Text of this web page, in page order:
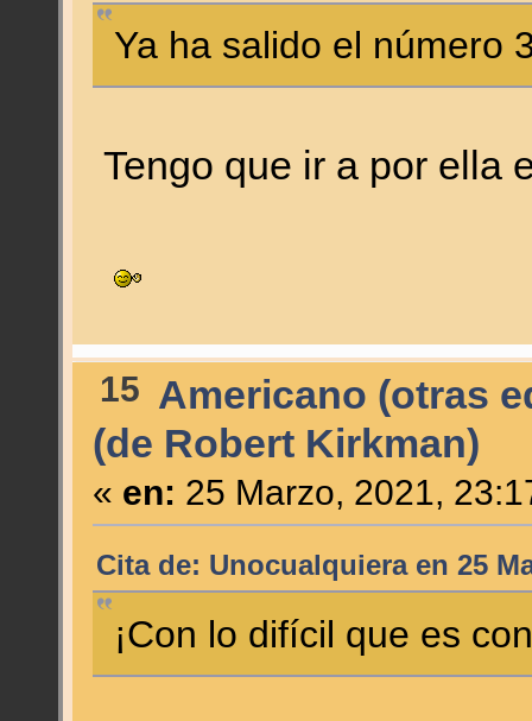
Ya ha salido el número
Tengo que ir a por ella
15 Americano (otras
(de Robert Kirkman)
« en: 25 Marzo, 2021,
Cita de: Unocualquiera en 25
¡Con lo difícil que es